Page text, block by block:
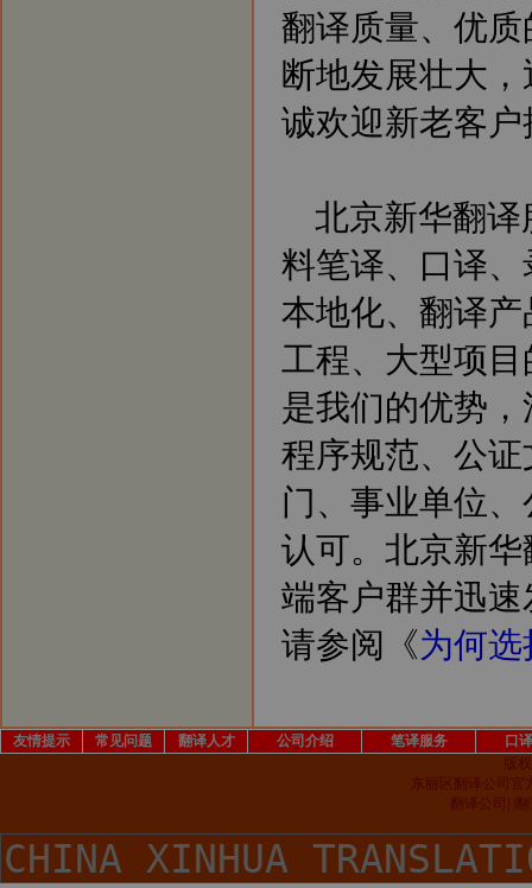
翻译质量、优
断地发展壮大
诚欢迎新老客
北京新华翻译
料笔译、口译
本地化、翻译
工程、大型项
是我们的优势
程序规范、公
门、事业单位
认可。北京新
端客户群并迅
请参阅《为何
友情提示 常见问题 翻译人才 公司介绍 笔译服务
口
版
东丽区翻译公司官
翻译公司| |